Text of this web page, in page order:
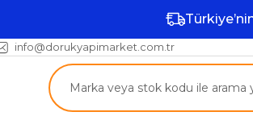
info@dorukyapimarket.com.tr